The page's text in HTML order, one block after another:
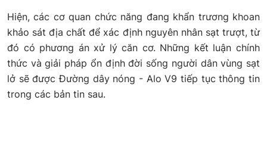
Hiện, các cơ quan chức năng đang khẩn trương khoan
khảo sát địa chất để xác định nguyên nhân sạt trượt, từ
đó có phương án xử lý căn cơ. Những kết luận chính
thức và giải pháp ổn định đời sống người dân vùng sạt
lở sẽ được Đường dây nóng - Alo V9 tiếp tục thông tin
trong các bản tin sau.